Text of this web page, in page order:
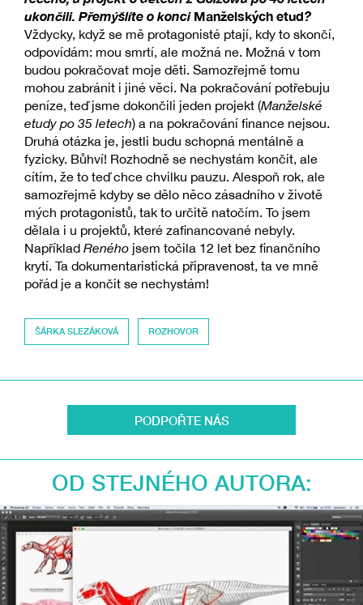
ukončili. Přemýšlíte o konci Manželských etud?
Vždycky, když se mě protagonisté ptají, kdy to skončí,
odpovídám: mou smrtí, ale možná ne. Možná v tom
budou pokračovat moje děti. Samozřejmě tomu
mohou zabránit i jiné věci. Na pokračování potřebuju
peníze, teď jsme dokončili jeden projekt (Manželské
etudy po 35 letech) a na pokračování finance nejsou.
Druhá otázka je, jestli budu schopná mentálně a
fyzicky. Bůhví! Rozhodně se nechystám končit, ale
cítím, že to teď chce chvilku pauzu. Alespoň rok, ale
samozřejmě kdyby se dělo něco zásadního v životě
mých protagonistů, tak to určitě natočím. To jsem
dělala i u projektů, které zafinancované nebyly.
Například Reného jsem točila 12 let bez finančního
krytí. Ta dokumentaristická připravenost, ta ve mně
pořád je a končit se nechystám!
ŠÁRKA SLEZÁKOVÁ ROZHOVOR
PODPOŘTE NÁS
OD STEJNÉHO AUTORA: